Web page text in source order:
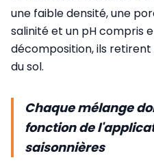
une faible densité, une
salinité et un pH compris
décomposition, ils
du sol.
Chaque mélange
fonction de
saisonnières